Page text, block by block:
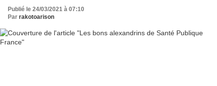
Publié le 24/03/2021 à 07:10
Par rakotoarison